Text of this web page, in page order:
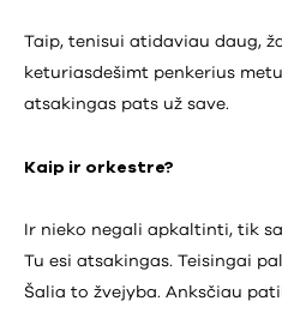
Taip, tenisui atidaviau daug,
keturiasdešimt penkerius
atsakingas pats už save.
Kaip ir orkestre?
Ir nieko negali apkaltinti, tik
Tu esi atsakingas. Teisingai
Šalia to žvejyba. Anksčiau